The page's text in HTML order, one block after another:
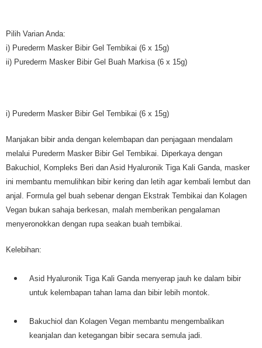
Pilih Varian Anda:
i) Purederm Masker Bibir Gel Tembikai (6 x 15g)
ii) Purederm Masker Bibir Gel Buah Markisa (6 x 15g)
i) Purederm Masker Bibir Gel Tembikai (6 x 15g)
Manjakan bibir anda dengan kelembapan dan penjagaan mendalam
melalui Purederm Masker Bibir Gel Tembikai. Diperkaya dengan
Bakuchiol, Kompleks Beri dan Asid Hyaluronik Tiga Kali Ganda, masker
ini membantu memulihkan bibir kering dan letih agar kembali lembut dan
anjal. Formula gel buah sebenar dengan Ekstrak Tembikai dan Kolagen
Vegan bukan sahaja berkesan, malah memberikan pengalaman
menyeronokkan dengan rupa seakan buah tembikai.
Kelebihan:
Asid Hyaluronik Tiga Kali Ganda menyerap jauh ke dalam bibir
untuk kelembapan tahan lama dan bibir lebih montok.
Bakuchiol dan Kolagen Vegan membantu mengembalikan
keanjalan dan ketegangan bibir secara semula jadi.